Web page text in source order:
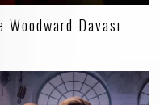
Davası